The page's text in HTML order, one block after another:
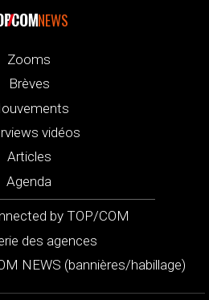
NEWS
Zooms
Brèves
vidéos
Articles
Agenda
by TOP/COM
des agences
NEWS (bannières/habillage)